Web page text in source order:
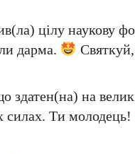
цілу наукову
дарма.
здатен(на) на
силах. Ти молодець!